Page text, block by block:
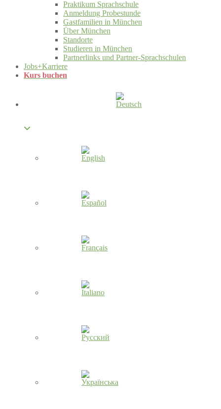
Praktikum Sprachschule
Anmeldung Probestunde
Gastfamilien in München
Über München
Standorte
Studieren in München
Partnerlinks und Partner-Sprachschulen
Jobs+Karriere
Kurs buchen